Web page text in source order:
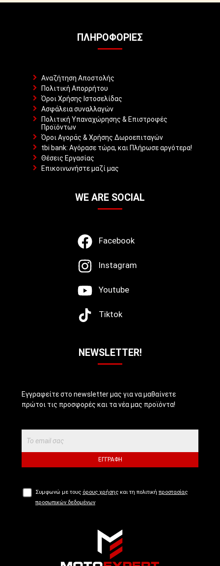
ΠΛΗΡΟΦΟΡΊΕΣ
Αναζήτηση Αποστολής
Πολιτική Απορρήτου
Όροι Χρήσης Ιστοσελίδας
Ασφάλεια συναλλαγών
Πολιτική Υπαναχώρησης & Επιστροφές
Προϊόντων
Όροι Αγοράς & Χρήσης Δωροεπιταγών
tbi bank: Αγόρασε τώρα, και Πλήρωσε αργότερα!
Θέσεις Εργασίας
Επικοινωνήστε μαζί μας
WE ARE SOCIAL
Facebook
Instagram
Youtube
Tiktok
NEWSLETTER!
Εγγραφείτε στο newsletter μας για να μαθαίνετε
πρώτοι τις προσφορές και τα νέα μας προϊόντα!
ΕΓΓΡΑΦΉ
Συμφωνώ με τους όρους χρήσης και τη πολιτική προστασίας
προσωπικών δεδομένων